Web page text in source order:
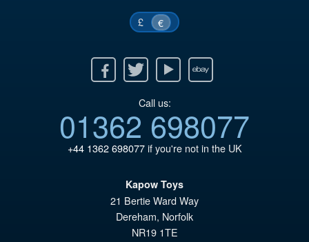
£ €
Twitter Youtube Ebay
Call us:
01362 698077
+44 1362 698077if you're not in the UK
Kapow Toys
21 Bertie Ward Way
Dereham, Norfolk
NR19 1TE